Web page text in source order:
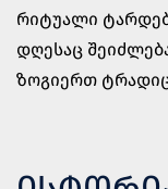
რიტუალი
დღესაც
ზოგიერთ